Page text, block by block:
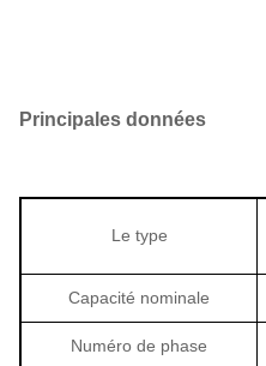
Principales données
Le type
Capacité nominale
Numéro de phase